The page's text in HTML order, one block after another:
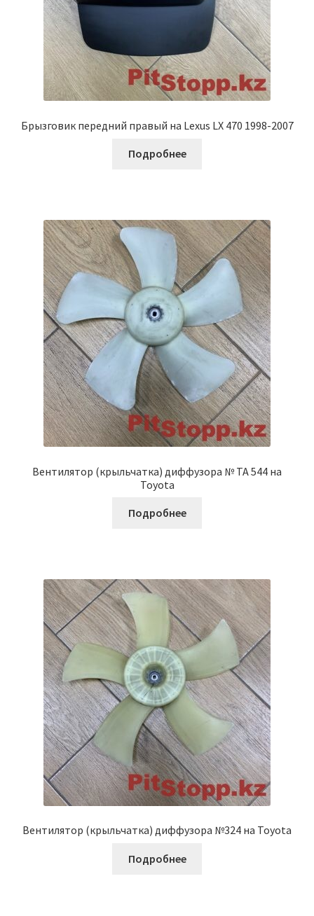
Брызговик передний правый на Lexus LX 470 1998-2007
Подробнее
Вентилятор (крыльчатка) диффузора № ТА 544 на
Toyota
Подробнее
Вентилятор (крыльчатка) диффузора №324 на Toyota
Подробнее